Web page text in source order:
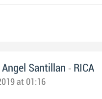
Santillan - RICA
at 01:16